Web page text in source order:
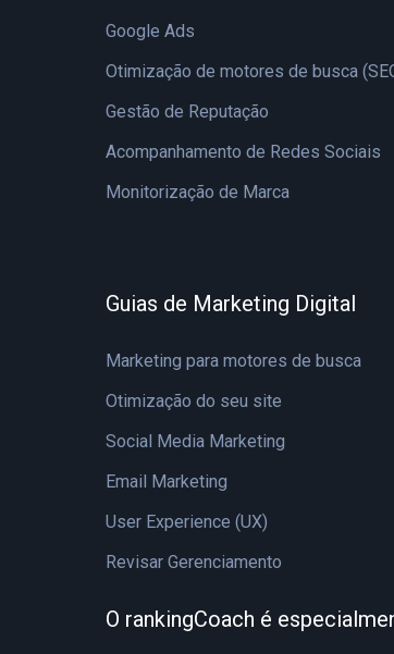
Google Ads
Otimização de motores de busca
Gestão de Reputação
Acompanhamento de Redes Sociais
Monitorização de Marca
Guias de Marketing Digital
Marketing para motores de busca
Otimização do seu site
Social Media Marketing
Email Marketing
User Experience (UX)
Revisar Gerenciamento
O rankingCoach é